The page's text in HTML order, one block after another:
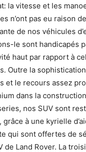
la vitesse et les
n’ont pas eu raison
de nos véhicules
le sont handicapés
haut par rapport à
Outre la
et le recours assez
dans la
nos SUV sont
grâce à une kyrielle
qui sont offertes de
de Land Rover. La